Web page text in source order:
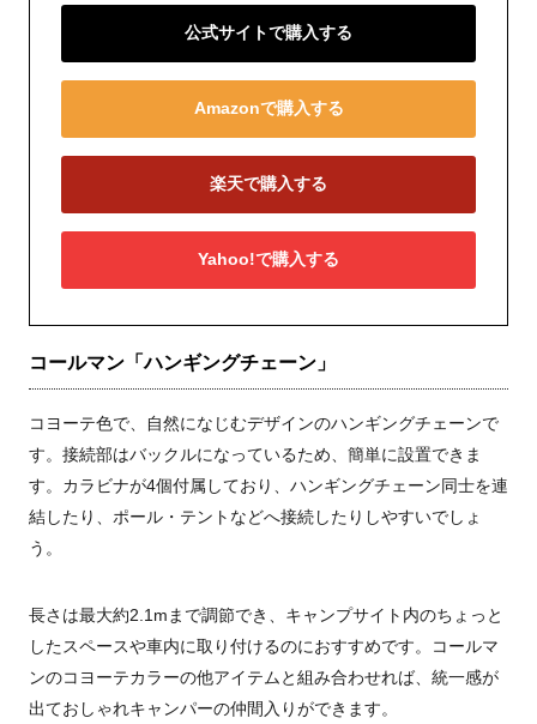
公式サイトで購入する
Amazonで購入する
楽天で購入する
Yahoo!で購入する
コールマン「ハンギングチェーン」
コヨーテ色で、自然になじむデザインのハンギングチェーンで
す。接続部はバックルになっているため、簡単に設置できま
す。カラビナが4個付属しており、ハンギングチェーン同士を連
結したり、ポール・テントなどへ接続したりしやすいでしょ
う。
長さは最大約2.1mまで調節でき、キャンプサイト内のちょっと
したスペースや車内に取り付けるのにおすすめです。コールマ
ンのコヨーテカラーの他アイテムと組み合わせれば、統一感が
出ておしゃれキャンパーの仲間入りができます。